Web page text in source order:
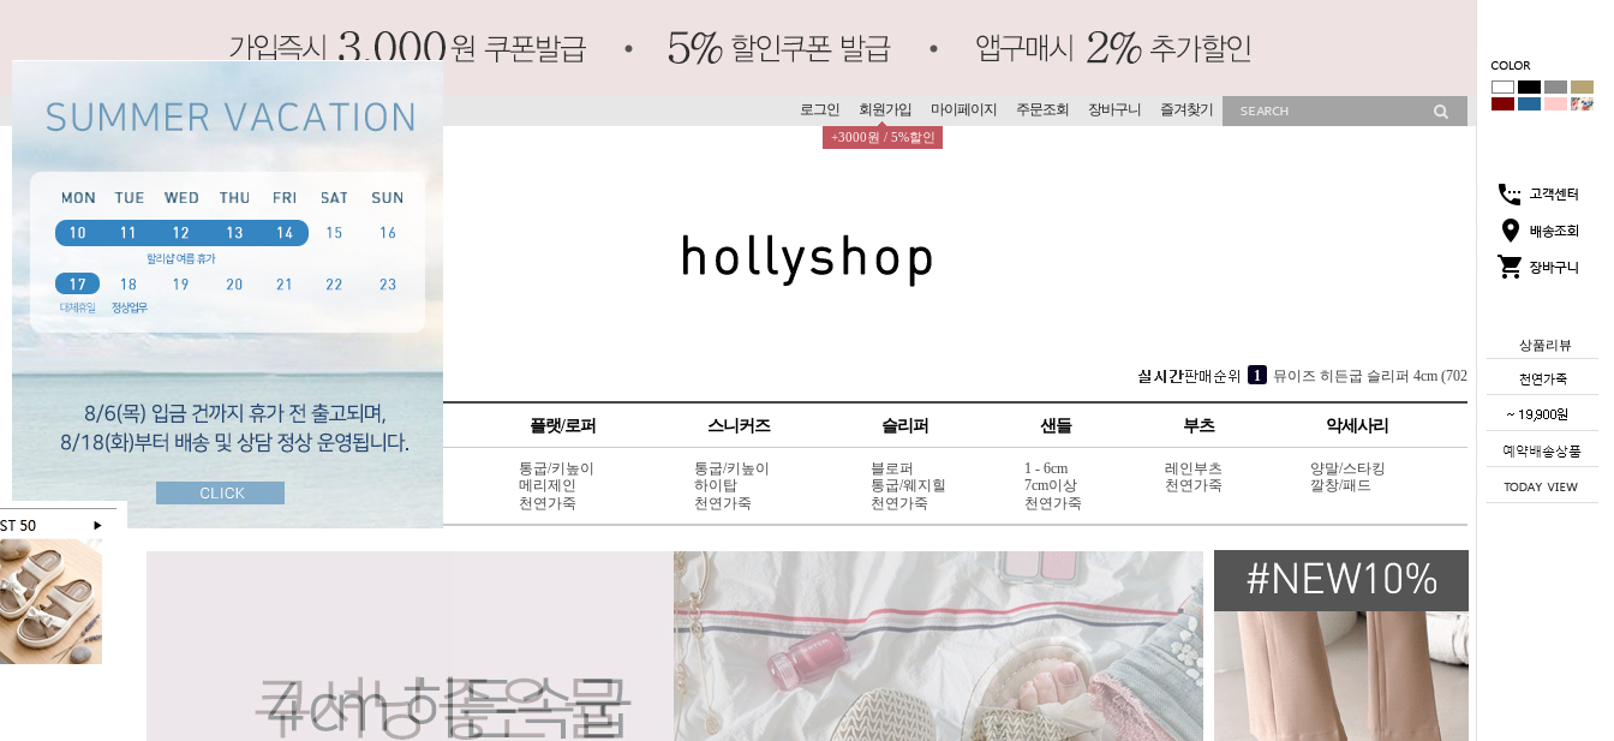
상품리뷰
로그인 회원가입
+3000원 / 5%할인
마이페이지 주문조회 장바구니 즐겨찾기
3 소프라 속굽 슬리퍼 4cm (417V9)
[소가죽] 각선미 웨지 슬리퍼 7cm (404L6)
5 서머글램 조리 슬리퍼 5cm (507V3)
뮤이즈 히든굽 슬리퍼 4cm (702V13)
SPECIAL 펌프스 플랫/로퍼 스니커즈 슬리퍼 샌들 부츠 악세사리
BEST 50
SALE
통굽/키높이
메리제인
천연가죽
통굽/키높이
하이탑
천연가죽
블로퍼
통굽/웨지힐
천연가죽
1 - 6cm
7cm이상
천연가죽
레인부츠
천연가죽
양말/스타킹
깔창/패드